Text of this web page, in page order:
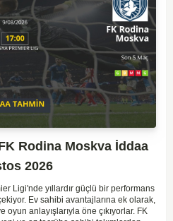
Rodina Moskva İddaa
2026
Ligi'nde yıllardır güçlü bir performans
Ev sahibi avantajlarına ek olarak,
oyun anlayışlarıyla öne çıkıyorlar. FK